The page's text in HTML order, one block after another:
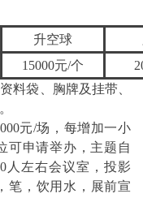
升空球
15000元/个
料袋、胸牌及挂带、
元/场，每增加一小
可申请举办，主题自
人左右会议室，投影
笔，饮用水，展前宣